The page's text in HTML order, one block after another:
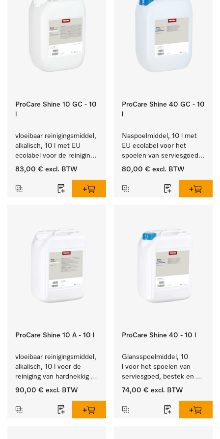
ProCare Shine 10 GC - 10
vloeibaar reinigingsmiddel,
alkalisch, 10 l met EU
ecolabel voor de reiniging
van alledaags vuil op
glazen.
83,00 € excl. BTW
ProCare Shine 40 GC - 10
Naspoelmiddel, 10 l met
EU ecolabel voor het
spoelen van serviesgoed,
bestek en glazen.
80,00 € excl. BTW
ProCare Shine 10 A - 10 l
vloeibaar reinigingsmiddel,
alkalisch, 10 l voor de
reiniging van hardnekkig
vuil op serviesgoed,
90,00 € excl. BTW
ProCare Shine 40 - 10 l
Glansspoelmiddel, 10
l voor het spoelen van
serviesgoed, bestek en
ideaal voor glazen.
74,00 € excl. BTW